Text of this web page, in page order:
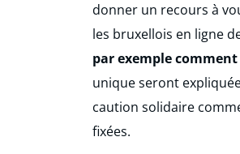
donner un recours à
les bruxellois en ligne
par exemple
unique seront
caution solidaire
fixées.